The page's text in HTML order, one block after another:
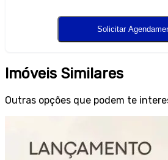
Imóveis Similares
Outras opções que podem te